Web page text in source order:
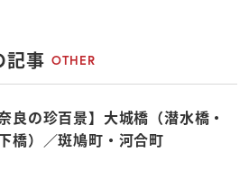
記事 OTHER
奈良の珍百景】大城橋（潜水橋・
橋）／斑鳩町・河合町